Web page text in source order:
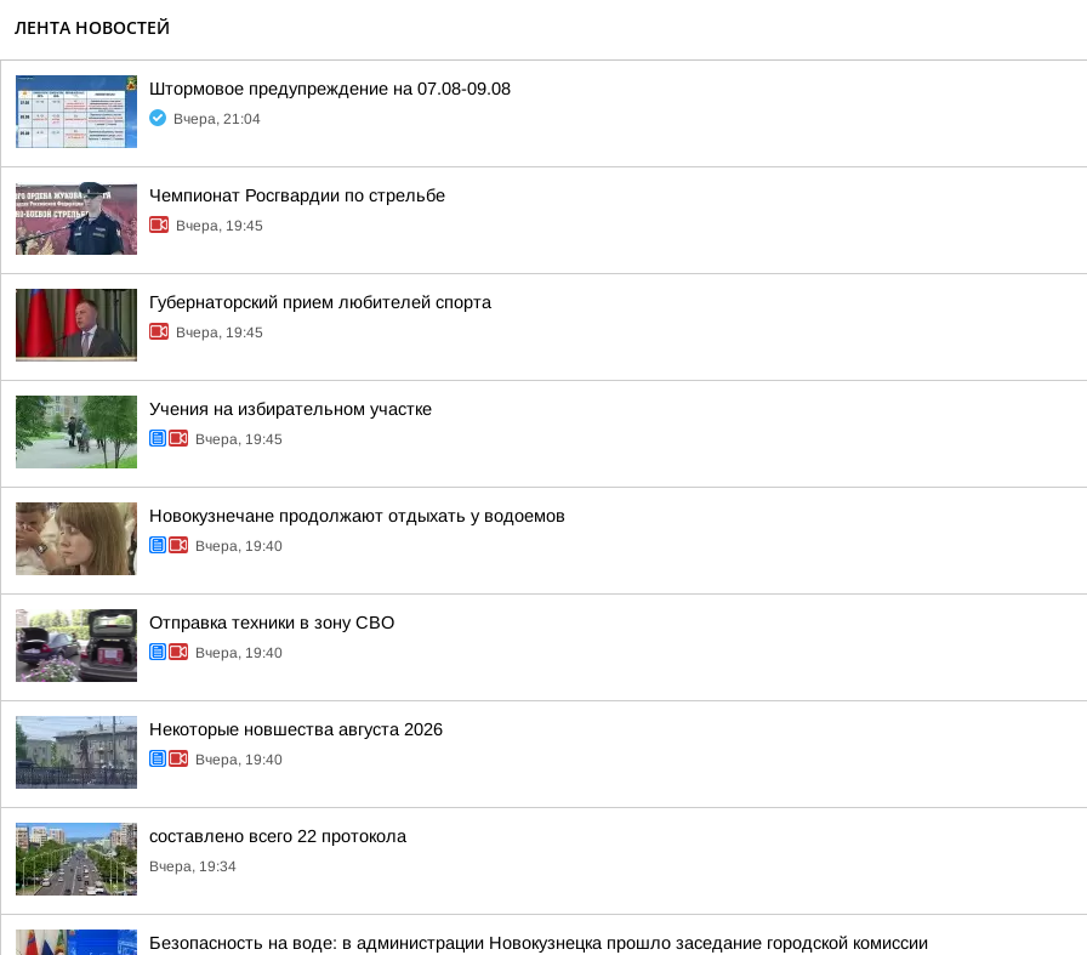
ЛЕНТА НОВОСТЕЙ
Штормовое предупреждение на 07.08-09.08
Вчера, 21:04
Чемпионат Росгвардии по стрельбе
Вчера, 19:45
Губернаторский прием любителей спорта
Вчера, 19:45
Учения на избирательном участке
Вчера, 19:45
Новокузнечане продолжают отдыхать у водоемов
Вчера, 19:40
Отправка техники в зону СВО
Вчера, 19:40
Некоторые новшества августа 2026
Вчера, 19:40
составлено всего 22 протокола
Вчера, 19:34
Безопасность на воде: в администрации Новокузнецка прошло заседание городской комиссии